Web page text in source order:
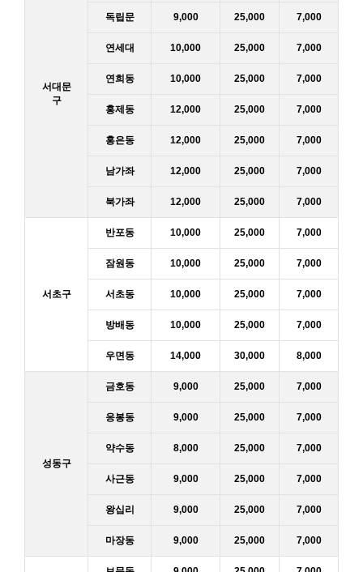
서대문
구
독립문 9,000 25,000 7,000
연세대 10,000 25,000 7,000
연희동 10,000 25,000 7,000
홍제동 12,000 25,000 7,000
홍은동 12,000 25,000 7,000
남가좌 12,000 25,000 7,000
북가좌 12,000 25,000 7,000
서초구
반포동 10,000 25,000 7,000
잠원동 10,000 25,000 7,000
서초동 10,000 25,000 7,000
방배동 10,000 25,000 7,000
우면동 14,000 30,000 8,000
성동구
금호동 9,000 25,000 7,000
응봉동 9,000 25,000 7,000
약수동 8,000 25,000 7,000
사근동 9,000 25,000 7,000
왕십리 9,000 25,000 7,000
마장동 9,000 25,000 7,000